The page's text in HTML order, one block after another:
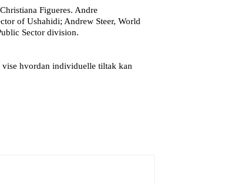
Figueres. Andre
of Ushahidi; Andrew Steer, World
Sector division.
hvordan individuelle tiltak kan